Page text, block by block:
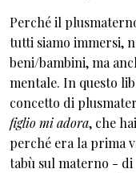
Perché il
tutti siamo immersi,
beni/bambini, ma
mentale. In questo
concetto di
figlio mi adora, che
perché era la prima
tabù sul materno - di